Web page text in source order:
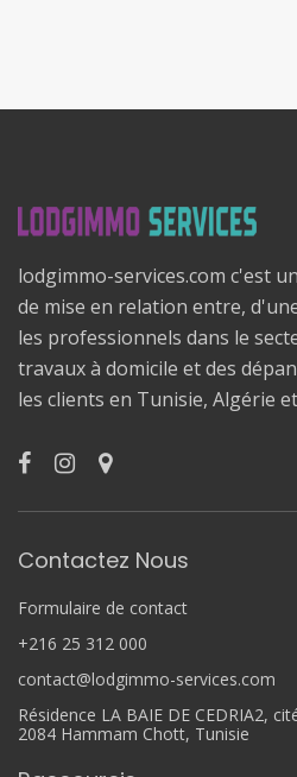
lodgimmo-services.com c'est
de mise en relation entre,
les professionnels dans le
travaux à domicile et des
les clients en Tunisie, Algérie
Contactez Nous
Formulaire de contact
+216 25 312 000
contact@lodgimmo-services.com
Résidence LA BAIE DE CEDRIA2,
2084 Hammam Chott, Tunisie